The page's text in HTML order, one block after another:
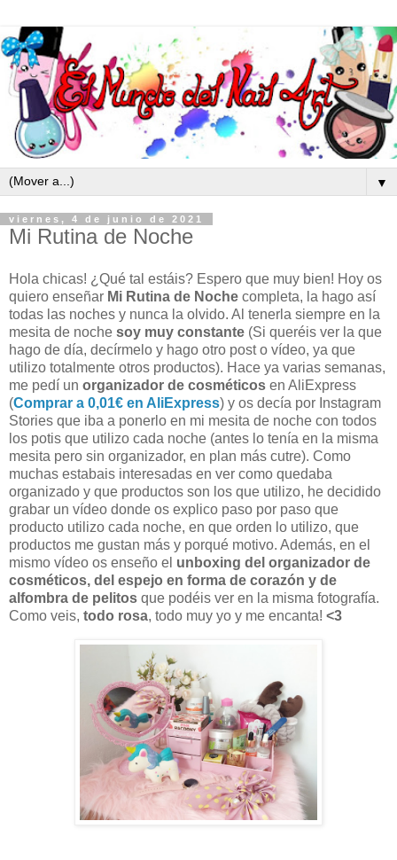
▼
viernes, 4 de junio de 2021
Mi Rutina de Noche
Hola chicas! ¿Qué tal estáis? Espero que muy bien! Hoy os
quiero enseñar Mi Rutina de Noche completa, la hago así
todas las noches y nunca la olvido. Al tenerla siempre en la
mesita de noche soy muy constante (Si queréis ver la que
hago de día, decírmelo y hago otro post o vídeo, ya que
utilizo totalmente otros productos). Hace ya varias semanas,
me pedí un organizador de cosméticos en AliExpress
(Comprar a 0,01€ en AliExpress) y os decía por Instagram
Stories que iba a ponerlo en mi mesita de noche con todos
los potis que utilizo cada noche (antes lo tenía en la misma
mesita pero sin organizador, en plan más cutre). Como
muchas estabais interesadas en ver como quedaba
organizado y que productos son los que utilizo, he decidido
grabar un vídeo donde os explico paso por paso que
producto utilizo cada noche, en que orden lo utilizo, que
productos me gustan más y porqué motivo. Además, en el
mismo vídeo os enseño el unboxing del organizador de
cosméticos, del espejo en forma de corazón y de
alfombra de pelitos que podéis ver en la misma fotografía.
Como veis, todo rosa, todo muy yo y me encanta! <3